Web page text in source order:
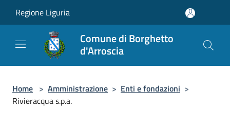
Regione Liguria
Comune di Borghetto
d'Arroscia
Home > Amministrazione > Enti e fondazioni >
Rivieracqua s.p.a.